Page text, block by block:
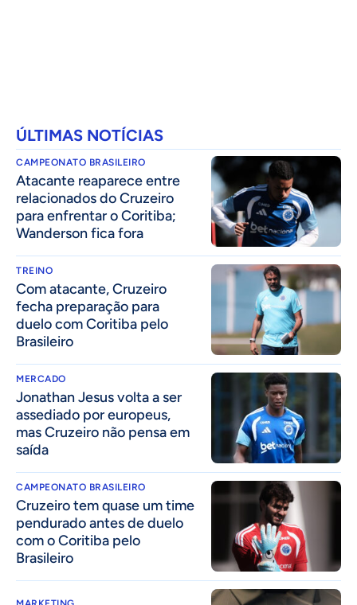
ÚLTIMAS NOTÍCIAS
CAMPEONATO BRASILEIRO
Atacante reaparece entre
relacionados do Cruzeiro
para enfrentar o Coritiba;
Wanderson fica fora
TREINO
Com atacante, Cruzeiro
fecha preparação para
duelo com Coritiba pelo
Brasileiro
MERCADO
Jonathan Jesus volta a ser
assediado por europeus,
mas Cruzeiro não pensa em
saída
CAMPEONATO BRASILEIRO
Cruzeiro tem quase um time
pendurado antes de duelo
com o Coritiba pelo
Brasileiro